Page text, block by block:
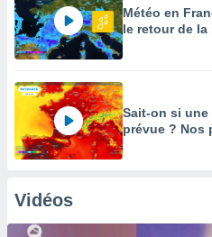
Météo en
le retour de
Sait-on si une
prévue ? Nos
Vidéos